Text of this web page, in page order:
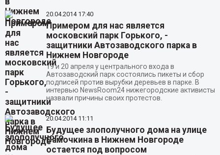
20.04.2014 17:40
Примером для нас является
московский парк Горького, -
защитники Автозаводского парка в
Нижнем Новгороде
19 и 20 апреля у центрального входа в
Автозаводский парк состоялись пикеты и сбор
подписей против вырубки деревьев в парке. В
интервью NewsRoom24 нижегородские активисты
назвали причины своих протестов.
20.04.2014 11:11
Будущее злополучного дома на улице
Самочкина в Нижнем Новгороде
остается под вопросом